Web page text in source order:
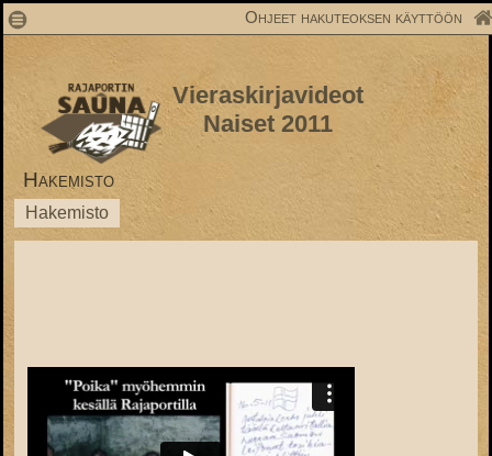
1 Ohjeet hakuteoksen käyttöön
Vieraskirjavideot
Naiset 2011
Hakemisto
Hakemisto